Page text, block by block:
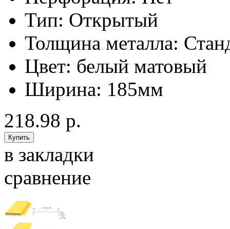
Тип: Открытый
Толщина металла:
Цвет: белый матовый
Ширина: 185мм
218.98 р.
в закладки
сравнение